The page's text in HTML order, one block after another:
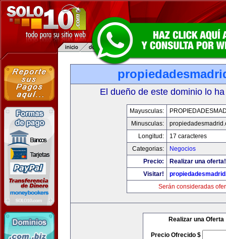
El dueño de este dominio lo
Mayusculas:
Minusculas:
Longitud:
17 caracteres
Categorias:
Negocios
Precio:
Realizar una oferta!
Visitar!
Serán consideradas
Realizar una Oferta
Precio Ofrecido $